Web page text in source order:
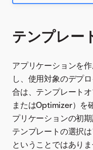
テンプレー
アプリケーションを
し、使用対象のデプ
合は、テンプレート
またはOptimizer）を
プリケーションの初
テンプレートの選択
ということではあり